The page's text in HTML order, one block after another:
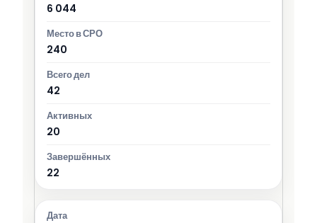
6 044
240
42
20
22